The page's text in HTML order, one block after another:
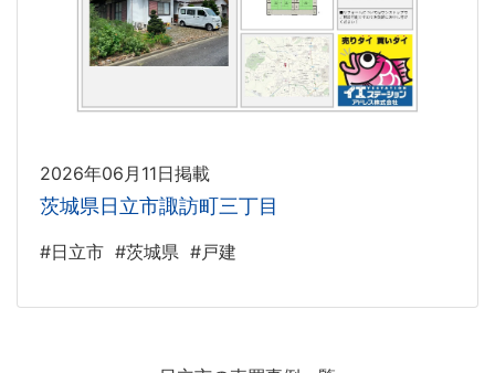
2026年06月11日掲載
茨城県日立市諏訪町三丁目
#日立市 #茨城県 #戸建